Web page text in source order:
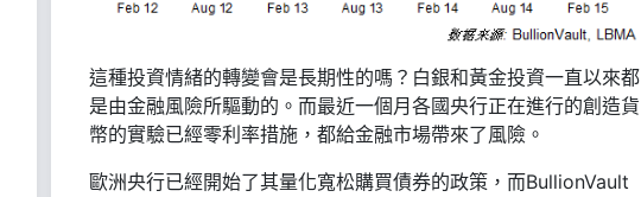
這種投資情緒的轉變會是長期性的嗎？白銀和黃金投資一直以來都
是由金融風險所驅動的。而最近一個月各國央行正在進行的創造貨
幣的實驗已經零利率措施，都給金融市場帶來了風險。
歐洲央行已經開始了其量化寬松購買債券的政策，而BullionVault